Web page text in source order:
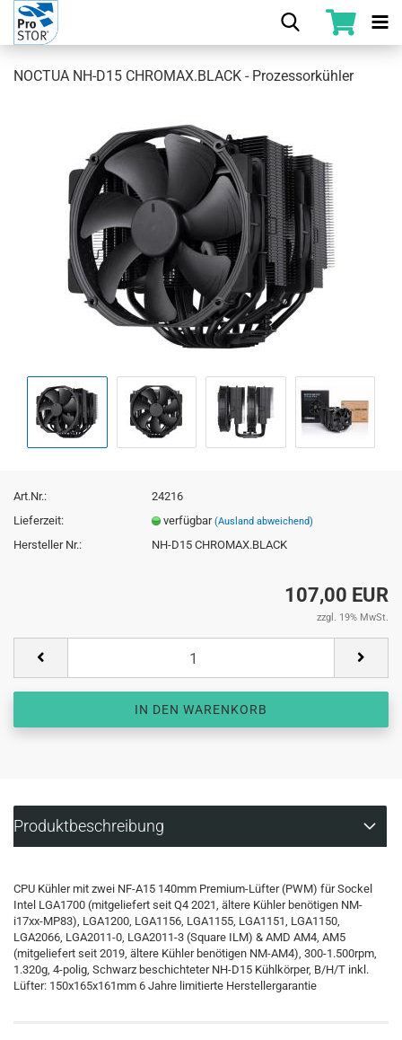
NOCTUA NH-D15 CHROMAX.BLACK - Prozessorkühler
Art.Nr.:
24216
Lieferzeit:
verfügbar(Ausland abweichend)
Hersteller Nr.: NH-D15 CHROMAX.BLACK
107,00 EUR
zzgl. 19% MwSt.
Produktbeschreibung
CPU Kühler mit zwei NF-A15 140mm Premium-Lüfter (PWM) für Sockel
Intel LGA1700 (mitgeliefert seit Q4 2021, ältere Kühler benötigen NM-
i17xx-MP83), LGA1200, LGA1156, LGA1155, LGA1151, LGA1150,
LGA2066, LGA2011-0, LGA2011-3 (Square ILM) & AMD AM4, AM5
(mitgeliefert seit 2019, ältere Kühler benötigen NM-AM4), 300-1.500rpm,
1.320g, 4-polig, Schwarz beschichteter NH-D15 Kühlkörper, B/H/T inkl.
Lüfter: 150x165x161mm 6 Jahre limitierte Herstellergarantie